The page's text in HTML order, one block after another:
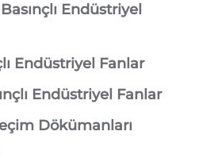
Endüstriyel
Endüstriyel Fanlar
Endüstriyel Fanlar
Dökümanları